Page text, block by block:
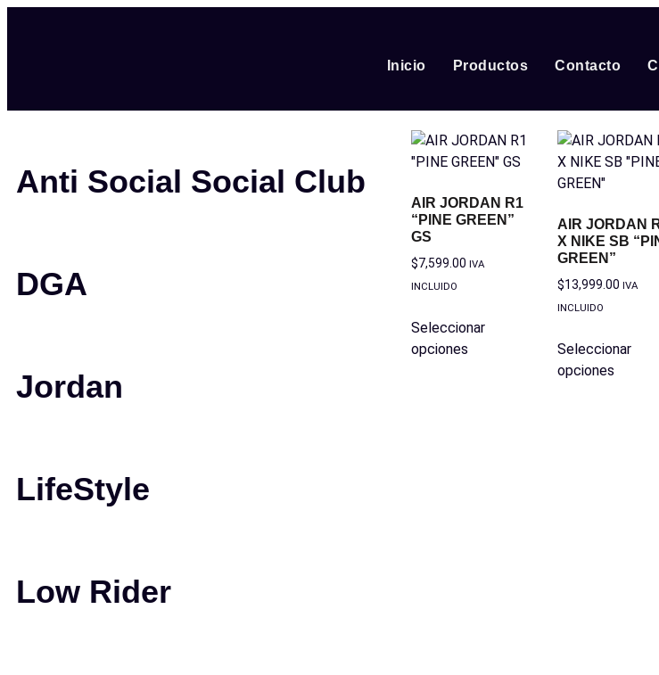
Inicio Productos Contacto
Anti Social Social Club
DGA
Jordan
LifeStyle
Low Rider
AIR JORDAN R1
“PINE GREEN”
GS
$7,599.00 IVA
INCLUIDO
Seleccionar
opciones
AIR JORDAN
X NIKE SB
GREEN”
$13,999.00 IVA
INCLUIDO
Seleccionar
opciones